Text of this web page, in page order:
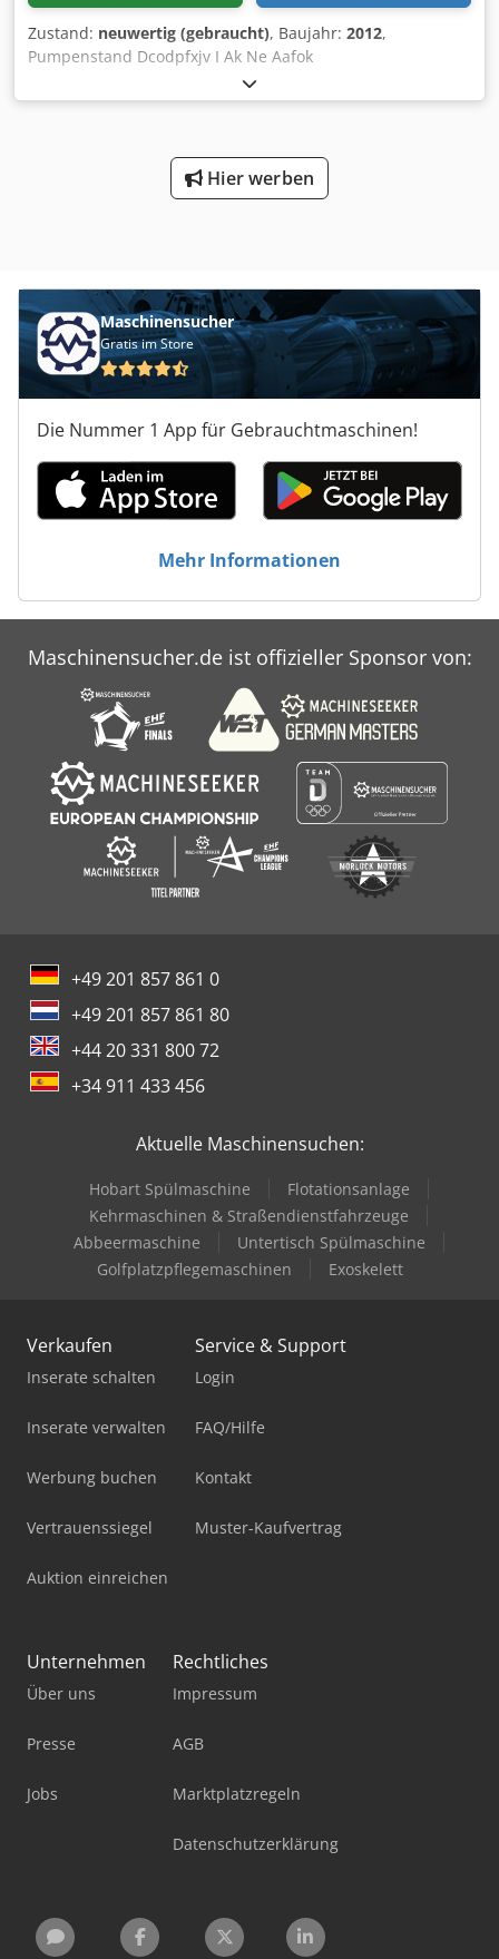
Zustand: neuwertig (gebraucht), Baujahr: 2012,
Pumpenstand Dcodpfxjv I Ak Ne Aafok
Schraubenvakuumpumpe & Wälzkolbenvakuumpumpe
Hersteller: Busch Typ: Cobra NC 0630 B + WV 2000 C
Hier werben
Maschinensucher
Gratis im Store
Die Nummer 1 App für Gebrauchtmaschinen!
Mehr Informationen
Maschinensucher.de ist offizieller Sponsor von:
+49 201 857 861 0
+49 201 857 861 80
+44 20 331 800 72
+34 911 433 456
Aktuelle Maschinensuchen:
Hobart Spülmaschine
Flotationsanlage
Kehrmaschinen & Straßendienstfahrzeuge
Abbeermaschine
Untertisch Spülmaschine
Golfplatzpflegemaschinen
Exoskelett
Verkaufen
Inserate schalten
Inserate verwalten
Werbung buchen
Vertrauenssiegel
Auktion einreichen
Service & Support
Login
FAQ/Hilfe
Kontakt
Muster-Kaufvertrag
Unternehmen
Über uns
Presse
Jobs
Rechtliches
Impressum
AGB
Marktplatzregeln
Datenschutzerklärung